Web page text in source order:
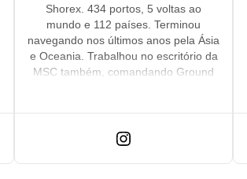
Shorex. 434 portos, 5 voltas ao
mundo e 112 países. Terminou
navegando nos últimos anos pela Ásia
e Oceania. Trabalhou no escritório da
MSC também, comandando Ground